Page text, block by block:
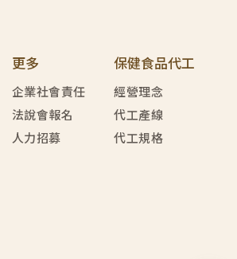
更多
企業社會責任
法說會報名
人力招募
保健食品代工
經營理念
代工產線
代工規格